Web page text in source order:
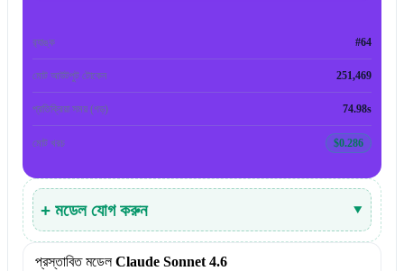
র‍্যাঙ্ক #64
মোট আউটপুট টোকেন 251,469
প্রতিক্রিয়া সময় (গড়) 74.98s
মোট খরচ $0.286
+ মডেল যোগ করুন ▾
প্রস্তাবিত মডেল Claude Sonnet 4.6